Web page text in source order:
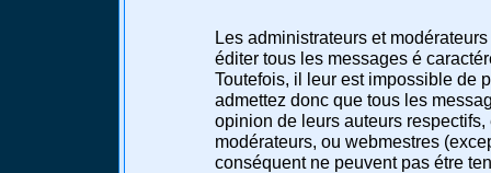
Les administrateurs et
éditer tous les messages é
Toutefois, il leur est impossible de
admettez donc que tous les
opinion de leurs auteurs
modérateurs, ou webmestres
conséquent ne peuvent pas étre